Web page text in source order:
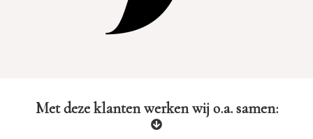
Met deze klanten werken wij o.a. samen: